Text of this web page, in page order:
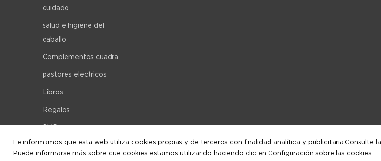
cuidado
salud e higiene del
caballo
Complementos cuadra
pastores electricos
Libros
Regalos
Le informamos que esta web utiliza cookies propias y de terceros con finalidad analítica y publicitaria.Consulte la
Puede informarse más sobre que cookies estamos utilizando haciendo clic en Configuración sobre las cookies.